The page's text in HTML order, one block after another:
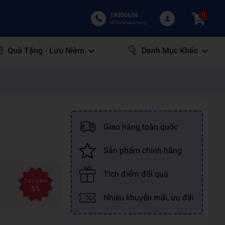
19006656
Hỗ trợ khách hàng
0
Quà Tặng - Lưu Niệm Danh Mục Khác
Tiết kiệm
5%
Giao hàng toàn quốc
Sản phẩm chính hãng
Tích điểm đổi quà
Nhiều khuyến mãi, ưu đãi